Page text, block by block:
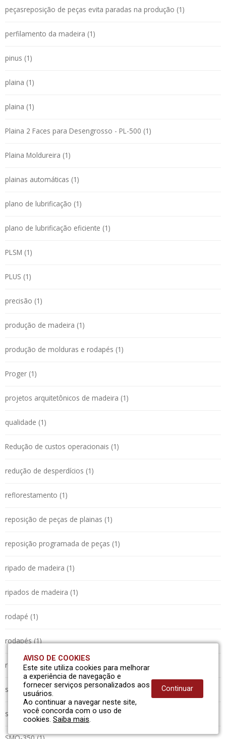
peçasreposição de peças evita paradas na produção (1)
perfilamento da madeira (1)
pinus (1)
plaina (1)
plaina (1)
Plaina 2 Faces para Desengrosso - PL-500 (1)
Plaina Moldureira (1)
plainas automáticas (1)
plano de lubrificação (1)
plano de lubrificação eficiente (1)
PLSM (1)
PLUS (1)
precisão (1)
produção de madeira (1)
produção de molduras e rodapés (1)
Proger (1)
projetos arquitetônicos de madeira (1)
qualidade (1)
Redução de custos operacionais (1)
redução de desperdícios (1)
reflorestamento (1)
reposição de peças de plainas (1)
reposição programada de peças (1)
ripado de madeira (1)
ripados de madeira (1)
rodapé (1)
rodapés (1)
roliços (1)
serraria (1)
sistema automatizado (1)
AVISO DE COOKIES
Este site utiliza cookies para melhorar
a experiência de navegação e
fornecer serviços personalizados aos
usuários.
Ao continuar a navegar neste site,
você concorda com o uso de
cookies. Saiba mais.
Continuar